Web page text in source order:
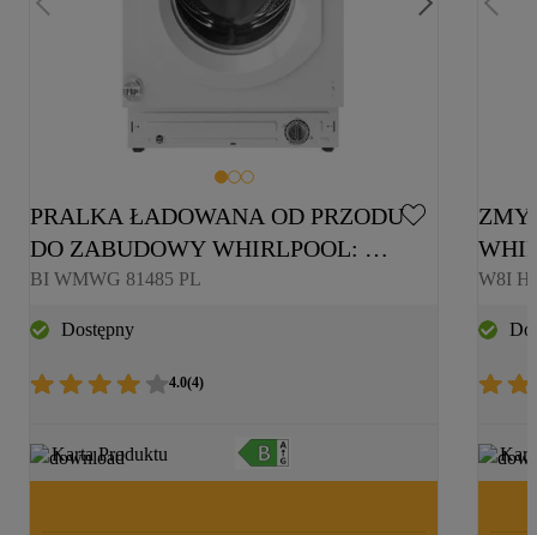
PRALKA ŁADOWANA OD PRZODU
DO ZABUDOWY WHIRLPOOL:
PRALKA DO ZABUDOWY
81485 PL
BI WMWG 81485 PL
Dostępny
4.0(4)
Karta Produktu
W8I